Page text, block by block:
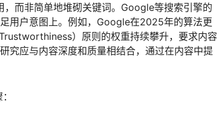
而非简单地堆砌关键词。Google等搜索引擎的
用户意图上。例如，Google在2025年的算法更
）原则的权重持续攀升，要求内容
究应与内容深度和质量相结合，通过在内容中提